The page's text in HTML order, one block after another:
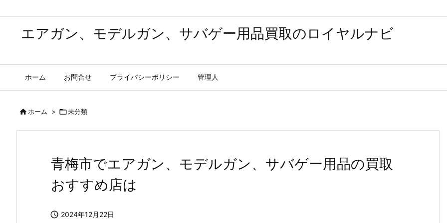
エアガン、モデルガン、サバゲー用品買取のロイヤルナビ
ホーム お問合せ プライバシーポリシー 管理人
ホーム > 未分類
青梅市でエアガン、モデルガン、サバゲー用品の買取
おすすめ店は
 2024年12月22日